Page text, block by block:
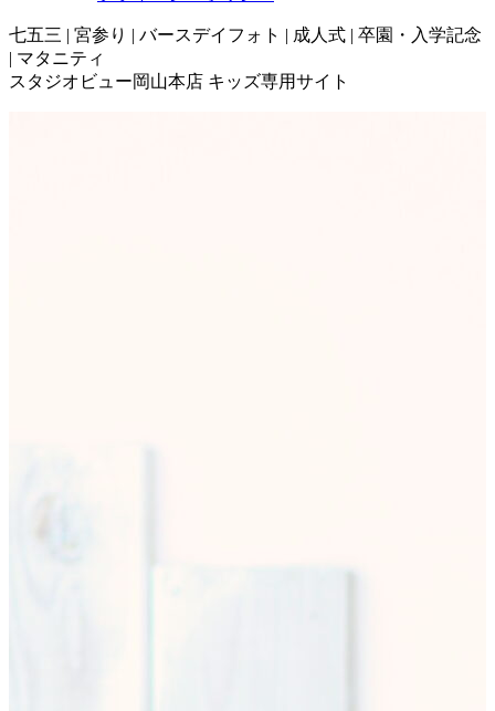
七五三 | 宮参り | バースデイフォト | 成人式 | 卒園・入学記念
| マタニティ
スタジオビュー岡山本店 キッズ専用サイト